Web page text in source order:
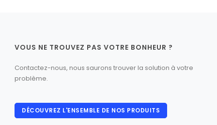
VOUS NE TROUVEZ PAS VOTRE BONHEUR ?
Contactez-nous, nous saurons trouver la solution à votre
problème.
DÉCOUVREZ L'ENSEMBLE DE NOS PRODUITS